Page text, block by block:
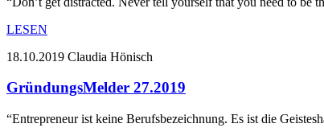
LESEN
18.10.2019 Claudia Hönisch
GründungsMelder 27.2019
“Entrepreneur ist keine Berufsbezeichnung. Es ist die